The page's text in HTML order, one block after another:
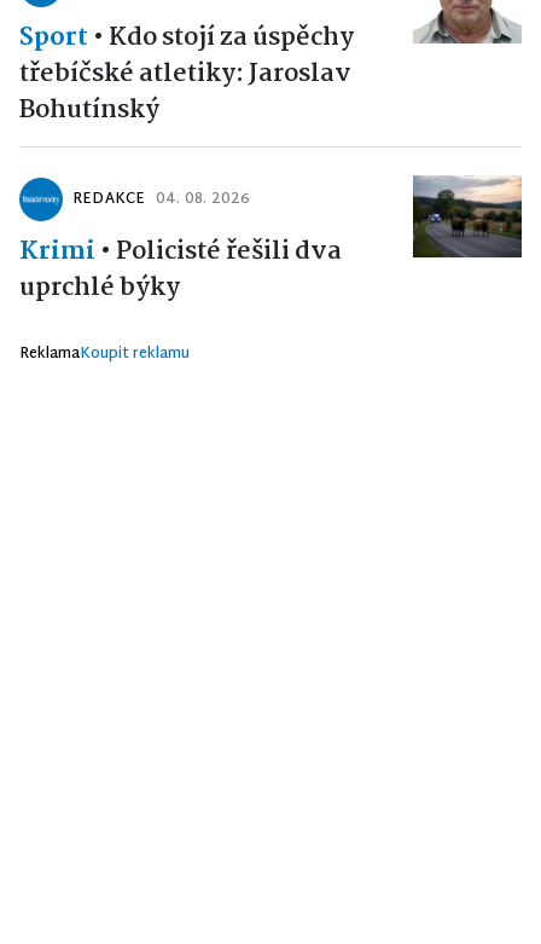
Sport • Kdo stojí za úspěchy
třebíčské atletiky: Jaroslav
Bohutínský
REDAKCE 04. 08. 2026
Krimi • Policisté řešili dva
uprchlé býky
ReklamaKoupit reklamu